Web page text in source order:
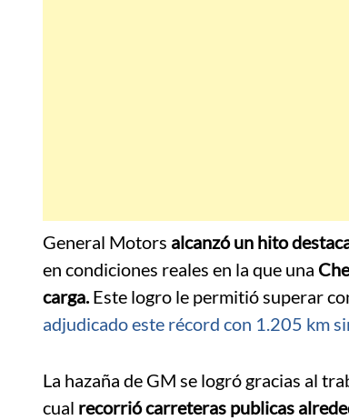
General Motors alcanzó un hito
en condiciones reales en la que una
carga.Este logro le permitió superar
adjudicado este récord con 1.205 km
La hazaña de GM se logró gracias al
cual recorrió carreteras publicas